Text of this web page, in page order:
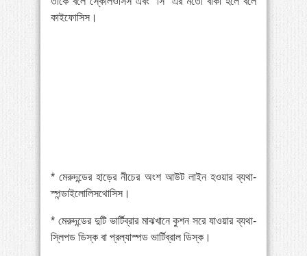
কাইফোসিস।
* মেরুদন্ডের হাড়ের নীচের অংশ আউট লাইন হওয়ার ব্যথা-
স্পন্ডাইলোলিসথোসিস।
* মেরুদন্ডের দুটি ভার্টিব্রার মাঝখানে কুশন সরে যাওয়ার ব্যথা-
স্লিপড ডিস্ক বা প্রল্যাস্পড ভার্টিব্রাল ডিস্ক।